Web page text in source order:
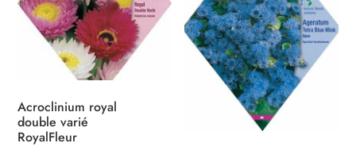
Acroclinium royal
double varié
RoyalFleur